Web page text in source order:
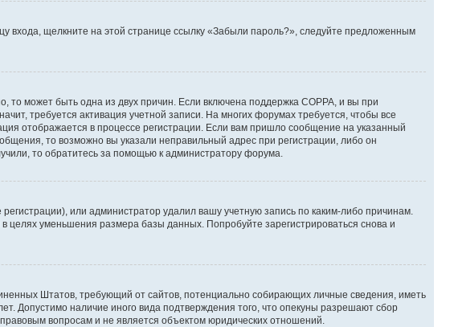
входа, щелкните на этой странице ссылку «Забыли пароль?», следуйте предложенным
то может быть одна из двух причин. Если включена поддержка COPPA, и вы при
требуется активация учетной записи. На многих форумах требуется, чтобы все
отображается в процессе регистрации. Если вам пришло сообщение на указанный
то возможно вы указали неправильный адрес при регистрации, либо он
то обратитесь за помощью к администратору форума.
или администратор удалил вашу учетную запись по каким-либо причинам.
целях уменьшения размера базы данных. Попробуйте зарегистрироваться снова и
Штатов, требующий от сайтов, потенциально собирающих личные сведения, иметь
Допустимо наличие иного вида подтверждения того, что опекуны разрешают сбор
вопросам и не является объектом юридических отношений.